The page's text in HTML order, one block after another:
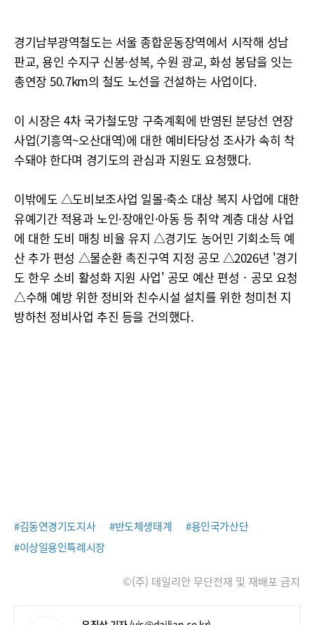
경기남부광역철도는 서울 종합운동장역에서 시작해 성남
판교, 용인 수지구 신봉·성복, 수원 광교, 화성 봉담을 잇는
총연장 50.7km의 철도 노선을 건설하는 사업이다.
이 시장은 4차 국가철도망 구축계획에 반영된 분당선 연장
사업(기흥역~오산대역)에 대한 예비타당성 조사가 속히 착
수돼야 한다며 경기도의 관심과 지원도 요청했다.
이밖에도 △도비보조사업 일몰·축소 대상 복지 사업에 대한
유예기간 적용과 노인·장애인·아동 등 취약 계층 대상 사업
에 대한 도비 매칭 비율 유지 △경기도 농어민 기회소득 예
산 추가 편성 △물순환 촉진구역 지정 공모 △2026년 '경기
도 한우 소비 활성화 지원 사업' 공모 예산 편성‧공모 요청
△수해 예방 위한 정비와 친수시설 설치를 위한 청미천 지
방하천 정비사업 추진 등을 건의했다.
#김동연경기도지사 #반도체생태계
#용인국가산단
#이상일용인특례시장
©(주) 데일리안 무단전재 및 재배포 금지